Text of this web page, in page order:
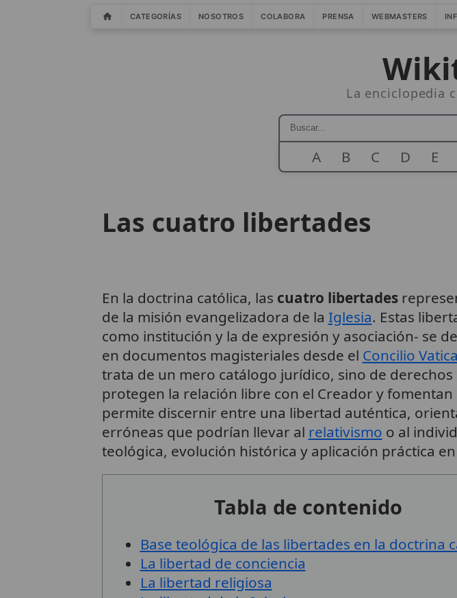
CATEGORÍAS NOSOTROS COLABORA PRENSA WEBMASTERS
La enciclopedia
A B C D E
Las cuatro libertades
En la doctrina católica, las cuatro libertades
de la misión evangelizadora de la Iglesia. Estas
como institución y la de expresión y asociación- se
en documentos magisteriales desde el Concilio
trata de un mero catálogo jurídico, sino de
protegen la relación libre con el Creador y fomentan
permite discernir entre una libertad auténtica,
erróneas que podrían llevar al relativismo o al
teológica, evolución histórica y aplicación práctica
Tabla de contenido
Base teológica de las libertades en la doctrina
La libertad de conciencia
La libertad religiosa